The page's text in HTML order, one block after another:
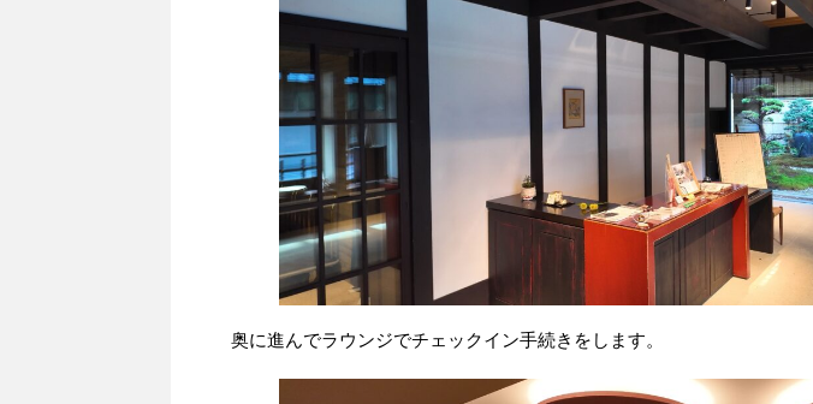
奥に進んでラウンジでチェックイン手続きをします。